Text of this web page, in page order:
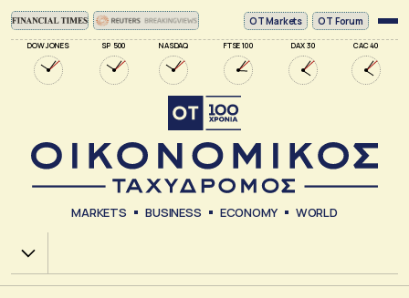
DOW JONES SP 500 NASDAQ FTSE 100 DAX 30 CAC 40
ΟΤ Markets OT Forum
MARKETS BUSINESS ECONOMY WORLD
Χ.Α.